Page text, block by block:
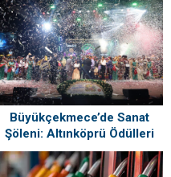
Büyükçekmece’de Sanat
Şöleni: Altınköprü Ödülleri
Sahiplerini Buldu!